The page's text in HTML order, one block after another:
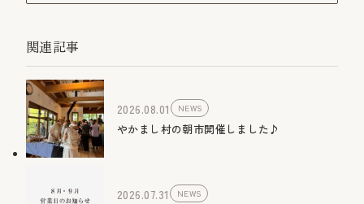
関連記事
2026.08.01 NEWS
やかまし村の朝市開催しました♪
2026.07.31 NEWS